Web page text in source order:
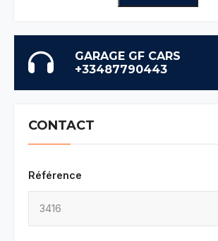
GARAGE GF CARS
+33487790443
CONTACT
Référence